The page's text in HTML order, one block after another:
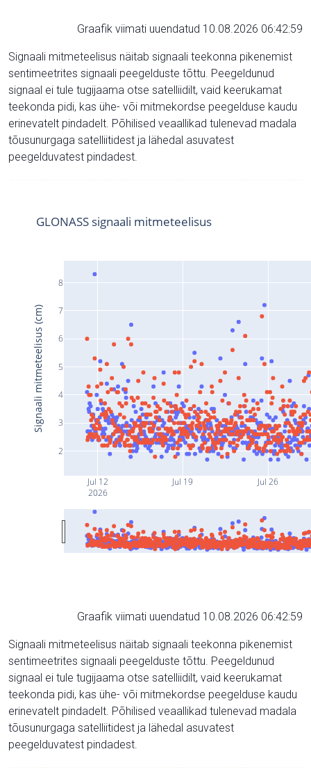
Graafik viimati uuendatud 10.08.2026 06:42:59
Signaali mitmeteelisus näitab signaali teekonna pikenemist
sentimeetrites signaali peegelduste tõttu. Peegeldunud
signaal ei tule tugijaama otse satelliidilt, vaid keerukamat
teekonda pidi, kas ühe- või mitmekordse peegelduse kaudu
erinevatelt pindadelt. Põhilised veaallikad tulenevad madala
tõusunurgaga satelliitidest ja lähedal asuvatest
peegelduvatest pindadest.
Jul 12
2026
Jul 19 Jul 26
2
3
4
5
6
7
8
GLONASS signaali mitmeteelisus
Signaali mitmeteelisus (cm)
Graafik viimati uuendatud 10.08.2026 06:42:59
Signaali mitmeteelisus näitab signaali teekonna pikenemist
sentimeetrites signaali peegelduste tõttu. Peegeldunud
signaal ei tule tugijaama otse satelliidilt, vaid keerukamat
teekonda pidi, kas ühe- või mitmekordse peegelduse kaudu
erinevatelt pindadelt. Põhilised veaallikad tulenevad madala
tõusunurgaga satelliitidest ja lähedal asuvatest
peegelduvatest pindadest.